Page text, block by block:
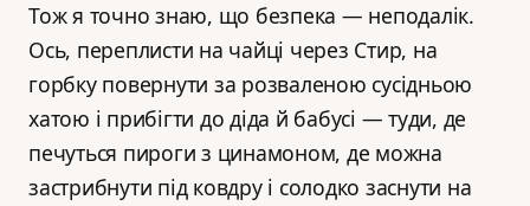
Тож я точно знаю, що безпека — неподалік.
Ось, переплисти на чайці через Стир, на
горбку повернути за розваленою сусідньою
хатою і прибігти до діда й бабусі — туди, де
печуться пироги з цинамоном, де можна
застрибнути під ковдру і солодко заснути на